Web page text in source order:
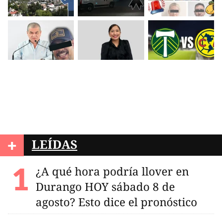
+ LEÍDAS
¿A qué hora podría llover en
Durango HOY sábado 8 de
agosto? Esto dice el pronóstico